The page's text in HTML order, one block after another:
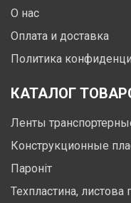
О нас
Оплата и доставка
Политика
КАТАЛОГ
Ленты
Конструкционные
Пароніт
Техпластина, листова